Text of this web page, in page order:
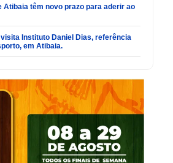
Atibaia têm novo prazo para aderir ao
Instituto Daniel Dias, referência
em Atibaia.